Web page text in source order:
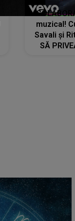
muzical!
Savali și
SĂ